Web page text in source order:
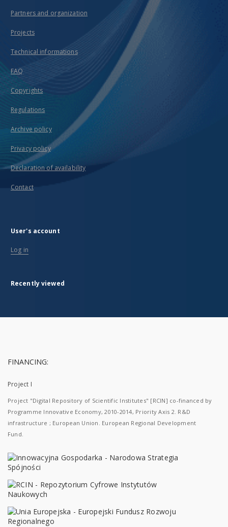
Partners and organization
Projects
Technical informations
FAQ
Copyrights
Regulations
Archive policy
Privacy policy
Declaration of availability
Contact
User's account
Log in
Recently viewed
FINANCING:
Project I
Project "Digital Repository of Scientific Institutes" [RCIN] co-financed by
Programme Innovative Economy, 2010-2014, Priority Axis 2. R&D
infrastructure ; European Union. European Regional Development
Fund.